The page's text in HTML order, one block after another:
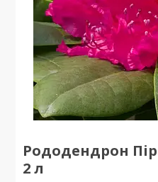
Рододендрон
2 л